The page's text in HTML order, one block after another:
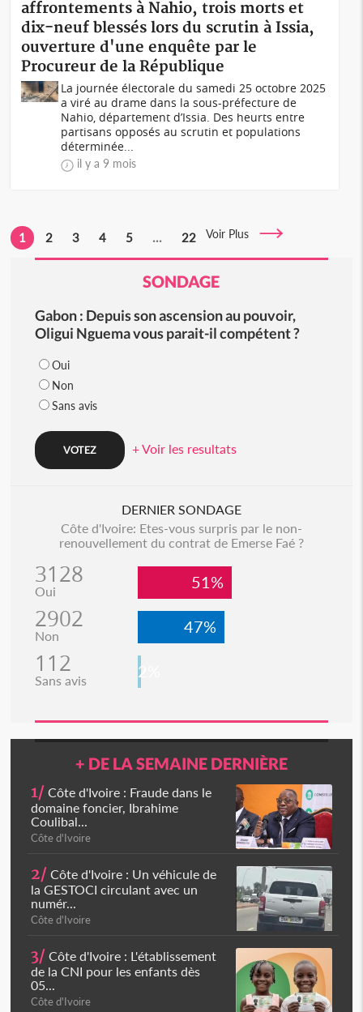
affrontements à Nahio, trois morts et
dix-neuf blessés lors du scrutin à Issia,
ouverture d'une enquête par le
Procureur de la République
La journée électorale du samedi 25 octobre 2025
a viré au drame dans la sous-préfecture de
Nahio, département d’Issia. Des heurts entre
partisans opposés au scrutin et populations
déterminée...
il y a 9 mois
1 2 3 4 5 ... 22 Voir Plus
SONDAGE
Gabon : Depuis son ascension au pouvoir,
Oligui Nguema vous parait-il compétent ?
Oui
Non
Sans avis
+ Voir les resultats
DERNIER SONDAGE
Côte d'Ivoire: Etes-vous surpris par le non-
renouvellement du contrat de Emerse Faé ?
3128
Oui 51%
2902
Non 47%
112
Sans avis 2%
+ DE LA SEMAINE DERNIÈRE
1/ Côte d'Ivoire : Fraude dans le
domaine foncier, Ibrahime
Coulibal...
Côte d'Ivoire
2/ Côte d'Ivoire : Un véhicule de
la GESTOCI circulant avec un
numér...
Côte d'Ivoire
3/ Côte d'Ivoire : L'établissement
de la CNI pour les enfants dès
05...
Côte d'Ivoire